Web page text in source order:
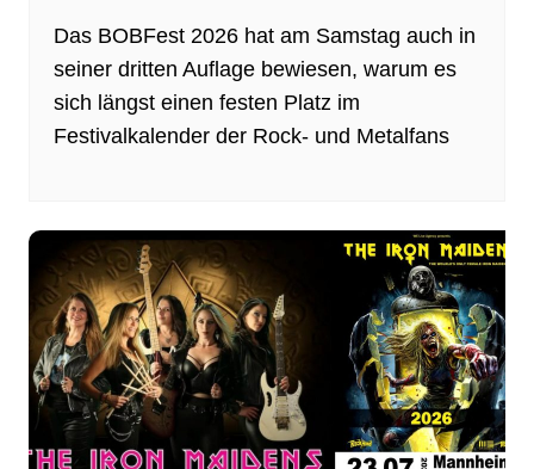
Das BOBFest 2026 hat am Samstag auch in
seiner dritten Auflage bewiesen, warum es
sich längst einen festen Platz im
Festivalkalender der Rock- und Metalfans